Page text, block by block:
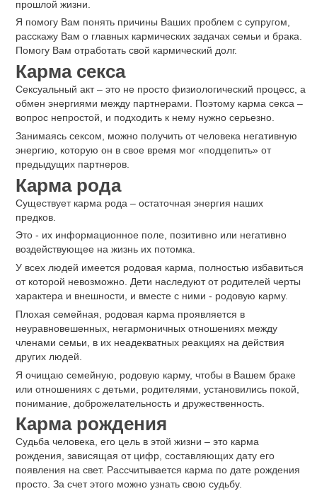
прошлой жизни.
Я помогу Вам понять причины Ваших проблем с супругом,
расскажу Вам о главных кармических задачах семьи и брака.
Помогу Вам отработать свой кармический долг.
Карма секса
Сексуальный акт ‒ это не просто физиологический процесс, а
обмен энергиями между партнерами. Поэтому карма секса ‒
вопрос непростой, и подходить к нему нужно серьезно.
Занимаясь сексом, можно получить от человека негативную
энергию, которую он в свое время мог «подцепить» от
предыдущих партнеров.
Карма рода
Существует карма рода ‒ остаточная энергия наших
предков.
Это - их информационное поле, позитивно или негативно
воздействующее на жизнь их потомка.
У всех людей имеется родовая карма, полностью избавиться
от которой невозможно. Дети наследуют от родителей черты
характера и внешности, и вместе с ними - родовую карму.
Плохая семейная, родовая карма проявляется в
неуравновешенных, негармоничных отношениях между
членами семьи, в их неадекватных реакциях на действия
других людей.
Я очищаю семейную, родовую карму, чтобы в Вашем браке
или отношениях с детьми, родителями, установились покой,
понимание, доброжелательность и дружественность.
Карма рождения
Судьба человека, его цель в этой жизни ‒ это карма
рождения, зависящая от цифр, составляющих дату его
появления на свет. Рассчитывается карма по дате рождения
просто. За счет этого можно узнать свою судьбу.